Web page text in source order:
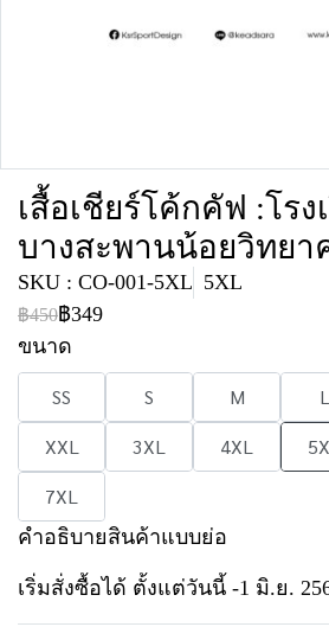
เสื้อเชียร์โค้กคัฟ :โรง
บางสะพานน้อยวิทยา
SKU : CO-001-5XL 5XL
฿450฿349
ขนาด
SS S M L
XXL
3XL 4XL
7XL
คำอธิบายสินค้าแบบย่อ
เริ่มสั่งซื้อได้ ตั้งแต่วันนี้ -1 มิ.ย.